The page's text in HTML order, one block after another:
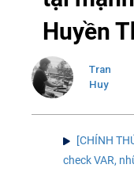
Huyền
Tran
Huy
[CHÍNH
check VAR,